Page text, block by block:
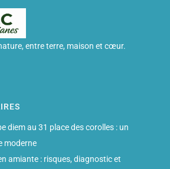
entre terre, maison et cœur.
diem au 31 place des corolles : un
moderne
amiante : risques, diagnostic et